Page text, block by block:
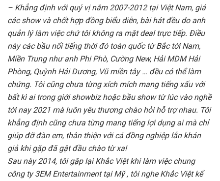
– Khẳng định với quý vị năm 2007-2012 tại Việt Nam, giá
các show và chốt hợp đồng biểu diễn, bài hát đều do anh
quản lý làm việc chứ tôi không ra mặt deal trực tiếp. Điều
này các bầu nổi tiếng thời đó toàn quốc từ Bắc tới Nam,
Miền Trung như anh Phi Phò, Cường New, Hải MDM Hải
Phòng, Quỳnh Hải Dương, Vũ miền tây … đều có thể làm
chứng. Tôi cũng chưa từng xích mích mang tiếng xấu với
bất kì ai trong giới showbiz hoặc bầu show từ lúc vào nghề
tới nay 2021 mà luôn yêu thương chào hỏi hỗ trợ nhau. Tôi
khẳng định cũng chưa từng mang tiếng lợi dụng ai mà chỉ
giúp đỡ đàn em, thân thiện với cả đồng nghiệp lẫn khán
giả khi gặp đã gật đầu chào từ xa!
Sau này 2014, tôi gặp lại Khắc Việt khi làm việc chung
công ty 3EM Entertainment tại Mỹ , tôi nghe Khắc Việt kể